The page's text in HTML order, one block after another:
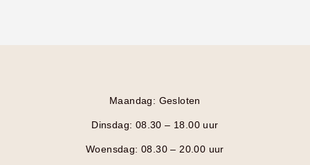
Maandag: Gesloten
Dinsdag: 08.30 – 18.00 uur
Woensdag: 08.30 – 20.00 uur